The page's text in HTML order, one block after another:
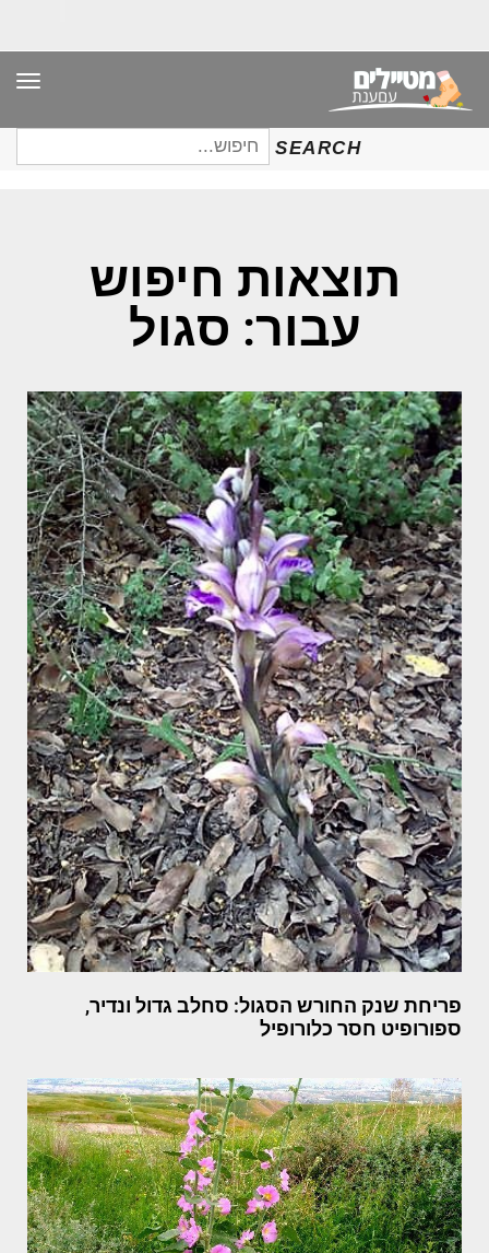
SEARCH
חיפוש
עבור:
תוצאות חיפוש
עבור: סגול
פריחת שנק החורש הסגול: סחלב גדול ונדיר,
ספורופיט חסר כלורופיל